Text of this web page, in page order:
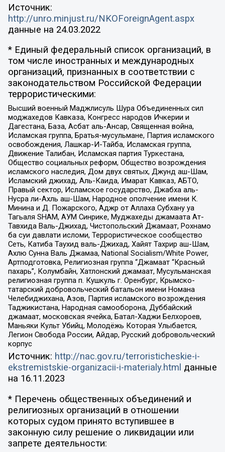
Источник:
http://unro.minjust.ru/NKOForeignAgent.aspx
данные на 24.03.2022
* Единый федеральный список организаций, в
том числе иностранных и международных
организаций, признанных в соответствии с
законодательством Российской Федерации
террористическими:
Высший военный Маджлисуль Шура Объединенных сил
моджахедов Кавказа, Конгресс народов Ичкерии и
Дагестана, База, Асбат аль-Ансар, Священная война,
Исламская группа, Братья-мусульмане, Партия исламского
освобождения, Лашкар-И-Тайба, Исламская группа,
Движение Талибан, Исламская партия Туркестана,
Общество социальных реформ, Общество возрождения
исламского наследия, Дом двух святых, Джунд аш-Шам,
Исламский джихад, Аль-Каида, Имарат Кавказ, АБТО,
Правый сектор, Исламское государство, Джабха аль-
Нусра ли-Ахль аш-Шам, Народное ополчение имени К.
Минина и Д. Пожарского, Аджр от Аллаха Субхану уа
Тагьаля SHAM, АУМ Синрике, Муджахеды джамаата Ат-
Тавхида Валь-Джихад, Чистопольский Джамаат, Рохнамо
ба суи давлати исломи, Террористическое сообщество
Сеть, Катиба Таухид валь-Джихад, Хайят Тахрир аш-Шам,
Ахлю Сунна Валь Джамаа, National Socialism/White Power,
Артподготовка, Религиозная группа “Джамаат “Красный
пахарь”, Колумбайн, Хатлонский джамаат, Мусульманская
религиозная группа п. Кушкуль г. Оренбург, Крымско-
татарский добровольческий батальон имени Номана
Челебиджихана, Азов, Партия исламского возрождения
Таджикистана, Народная самооборона, Дуббайский
джамаат, московская ячейка, Батал-Хаджи Белхороев,
Маньяки Культ Убийц, Молодёжь Которая Улыбается,
Легион Свобода России, Айдар, Русский добровольческий
корпус
Источник: http://nac.gov.ru/terroristicheskie-i-
ekstremistskie-organizacii-i-materialy.html данные
на 16.11.2023
* Перечень общественных объединений и
религиозных организаций в отношении
которых судом принято вступившее в
законную силу решение о ликвидации или
запрете деятельности: